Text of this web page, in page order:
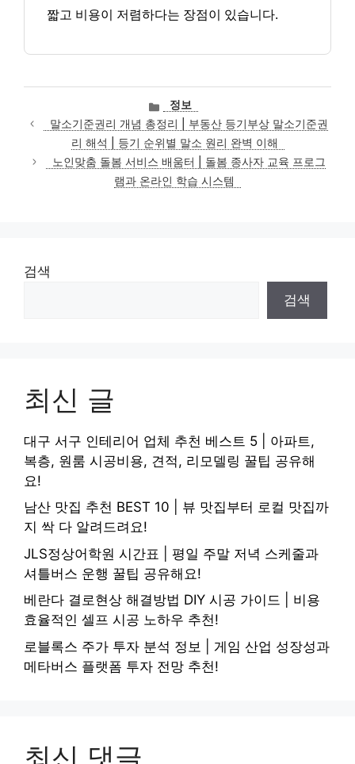
짧고 비용이 저렴하다는 장점이 있습니다.
카
테
고
리
정보
말소기준권리 개념 총정리 | 부동산 등기부상 말소기준권
리 해석 | 등기 순위별 말소 원리 완벽 이해
노인맞춤 돌봄 서비스 배움터 | 돌봄 종사자 교육 프로그
램과 온라인 학습 시스템
검색
검색
최신 글
대구 서구 인테리어 업체 추천 베스트 5 | 아파트,
복층, 원룸 시공비용, 견적, 리모델링 꿀팁 공유해
요!
남산 맛집 추천 BEST 10 | 뷰 맛집부터 로컬 맛집까
지 싹 다 알려드려요!
JLS정상어학원 시간표 | 평일 주말 저녁 스케줄과
셔틀버스 운행 꿀팁 공유해요!
베란다 결로현상 해결방법 DIY 시공 가이드 | 비용
효율적인 셀프 시공 노하우 추천!
로블록스 주가 투자 분석 정보 | 게임 산업 성장성과
메타버스 플랫폼 투자 전망 추천!
최신 댓글